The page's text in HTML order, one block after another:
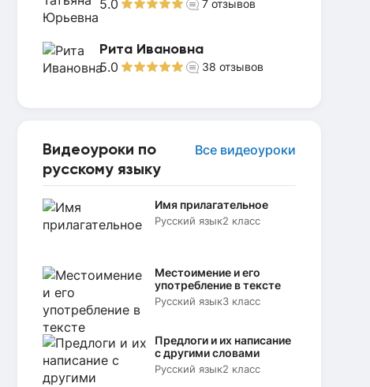
5.0 7 отзывов
Рита Ивановна
5.0 38 отзывов
Видеоуроки по
русскому языку
Все видеоуроки
Имя прилагательное
Русский язык2 класс
Местоимение и его
употребление в тексте
Русский язык3 класс
Предлоги и их написание
с другими словами
Русский язык2 класс